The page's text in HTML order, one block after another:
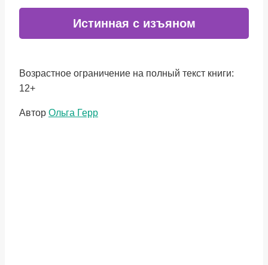
Истинная с изъяном
Возрастное ограничение на полный текст книги:
12+
Метки
Автор Ольга Герр